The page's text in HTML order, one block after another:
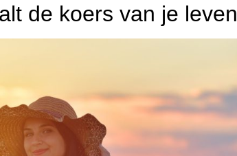
de koers van je leven